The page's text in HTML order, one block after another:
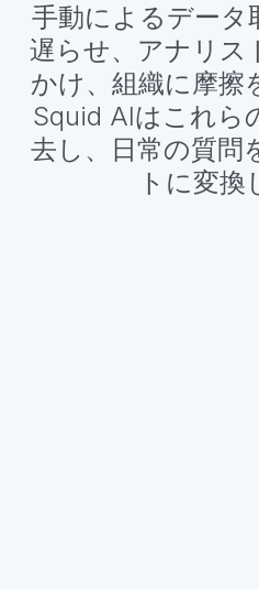
手動によるデータ
遅らせ、アナリス
かけ、組織に摩擦
Squid AIはこれら
去し、日常の質問
トに変換